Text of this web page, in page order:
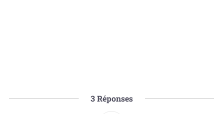
3Réponses